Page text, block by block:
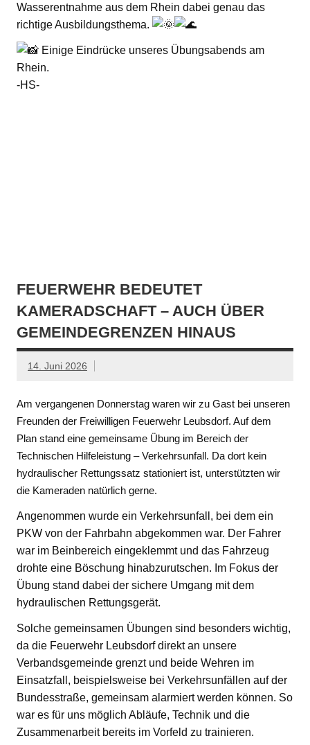
Wasserentnahme aus dem Rhein dabei genau das
richtige Ausbildungsthema.
Einige Eindrücke unseres Übungsabends am
Rhein.
-HS-
FEUERWEHR BEDEUTET
KAMERADSCHAFT – AUCH ÜBER
GEMEINDEGRENZEN HINAUS
14. Juni 2026
Am vergangenen Donnerstag waren wir zu Gast bei unseren
Freunden der Freiwilligen Feuerwehr Leubsdorf. Auf dem
Plan stand eine gemeinsame Übung im Bereich der
Technischen Hilfeleistung – Verkehrsunfall. Da dort kein
hydraulischer Rettungssatz stationiert ist, unterstützten wir
die Kameraden natürlich gerne.
Angenommen wurde ein Verkehrsunfall, bei dem ein
PKW von der Fahrbahn abgekommen war. Der Fahrer
war im Beinbereich eingeklemmt und das Fahrzeug
drohte eine Böschung hinabzurutschen. Im Fokus der
Übung stand dabei der sichere Umgang mit dem
hydraulischen Rettungsgerät.
Solche gemeinsamen Übungen sind besonders wichtig,
da die Feuerwehr Leubsdorf direkt an unsere
Verbandsgemeinde grenzt und beide Wehren im
Einsatzfall, beispielsweise bei Verkehrsunfällen auf der
Bundesstraße, gemeinsam alarmiert werden können. So
war es für uns möglich Abläufe, Technik und die
Zusammenarbeit bereits im Vorfeld zu trainieren.